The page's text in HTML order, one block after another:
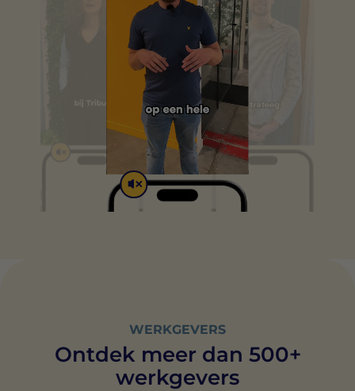
WERKGEVERS
Ontdek meer dan 500+
werkgevers